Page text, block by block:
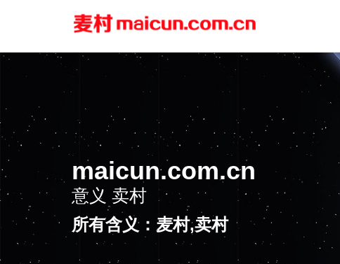
maicun.com.cn
意义 卖村
所有含义：麦村,卖村